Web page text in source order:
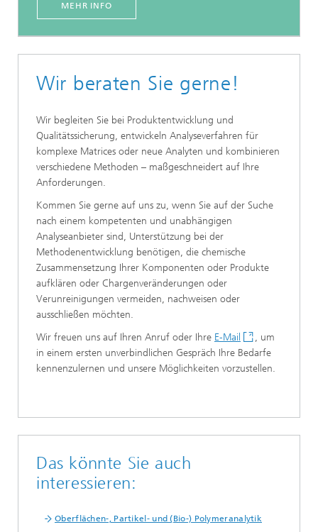
MEHR INFO
Wir beraten Sie gerne!
Wir begleiten Sie bei Produktentwicklung und
Qualitätssicherung, entwickeln Analyseverfahren für
komplexe Matrices oder neue Analyten und kombinieren
verschiedene Methoden – maßgeschneidert auf Ihre
Anforderungen.
Kommen Sie gerne auf uns zu, wenn Sie auf der Suche
nach einem kompetenten und unabhängigen
Analyseanbieter sind, Unterstützung bei der
Methodenentwicklung benötigen, die chemische
Zusammensetzung Ihrer Komponenten oder Produkte
aufklären oder Chargenveränderungen oder
Verunreinigungen vermeiden, nachweisen oder
ausschließen möchten.
Wir freuen uns auf Ihren Anruf oder Ihre E-Mail
, um
in einem ersten unverbindlichen Gespräch Ihre Bedarfe
kennenzulernen und unsere Möglichkeiten vorzustellen.
Das könnte Sie auch
interessieren:
Oberflächen-, Partikel- und (Bio-) Polymeranalytik